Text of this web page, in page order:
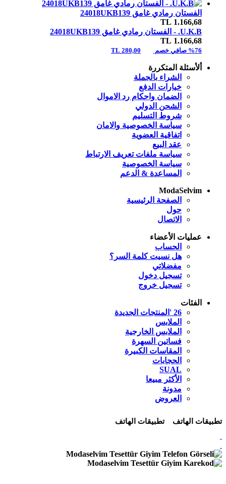
الفستان رمادي غامق 24018UKB139
1.166,68
U.K.B. -
الفستان رمادي غامق 24018UKB139
1.166,68
%76 صافي خصم 280,00 TL
ألأسئلة المتكررة
الشراء بالجملة
خيارات الدفع
الضمان واحكام رد الاموال
الشحن الدولي
شروط التسليم
سياسة الخصوصية والامان
اتفاقية العضوية
عقد البيع
سياسة ملفات تعريف الارتباط
سياسة الخصوصية
المساعدة & الدعم
ModaSelvim
الصفحة الرئيسية
حول
الاتصال
عمليات الأعضاء
الحساب
هل نسيت كلمة السر؟
مفضلاتي
تسجيل دخول
تسجيل خروج
الفئات
26 'المنتجات الجديدة
الملابس
الملابس الخارجية
فساتين السهرة
المقاسات الكبيرة
الحجابات
SUAL
الأكثر مبيعا
مدونة
العروض
تطبيقات الهاتف تطبيقات الهاتف